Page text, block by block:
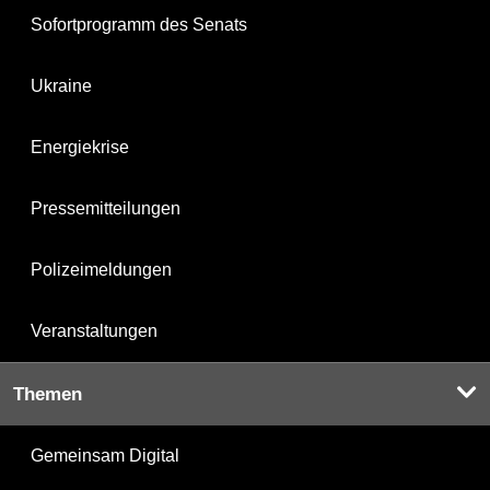
Sofortprogramm des Senats
Ukraine
Energiekrise
Pressemitteilungen
Polizeimeldungen
Veranstaltungen
Themen
Gemeinsam Digital